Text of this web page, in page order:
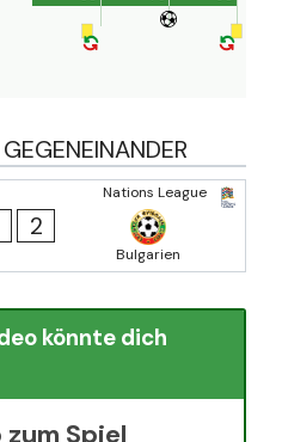
Nations League
2
Bulgarien
könnte dich
Spiel